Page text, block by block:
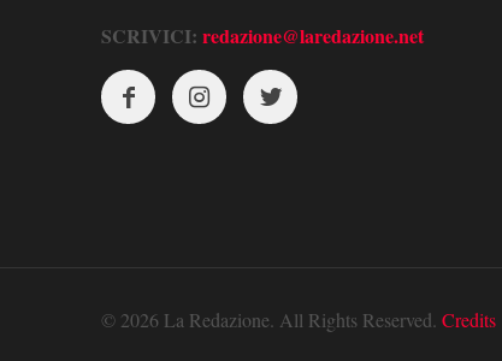
SCRIVICI: redazione@laredazione.net
© 2026 La Redazione. All Rights Reserved. Credits